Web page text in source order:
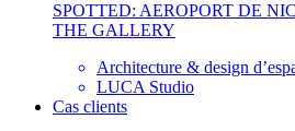
SPOTTED: AEROPORT DE
THE GALLERY
Architecture & design
LUCA Studio
Cas clients